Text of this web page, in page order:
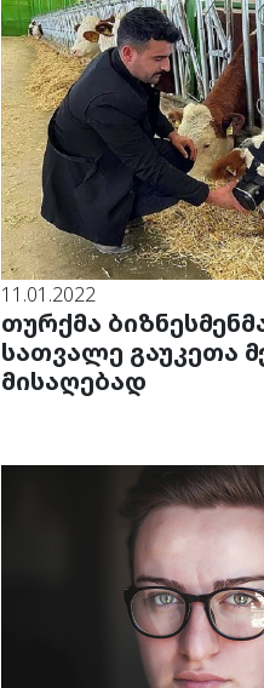
11.01.2022
თურქმა
სათვალე გაუკეთა
მისაღებად